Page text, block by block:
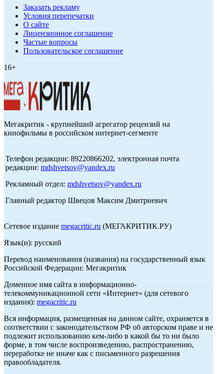
Заказать рекламу
Условия перепечатки
О сайте
Лицензионное соглашение
Частые вопросы
Пользовательское соглашение
16+
Мегакритик - крупнейший агрегатор рецензий на
кинофильмы в российском интернет-сегменте
Телефон редакции: 89220866202, электронная почта
редакции: mdshvetsov@yandex.ru
Рекламный отдел: mdshvetsov@yandex.ru
Главный редактор Швецов Максим Дмитриевич
Сетевое издание megacritic.ru (МЕГАКРИТИК.РУ)
Язык(и): русский
Перевод наименования (названия) на государственный язык
Российской Федерации: Мегакритик
Доменное имя сайта в информационно-
телекоммуникационной сети «Интернет» (для сетевого
издания): megacritic.ru
Вся информация, размещенная на данном сайте, охраняется в
соответствии с законодательством РФ об авторском праве и не
подлежит использованию кем-либо в какой бы то ни было
форме, в том числе воспроизведению, распространению,
переработке не иначе как с письменного разрешения
правообладателя.